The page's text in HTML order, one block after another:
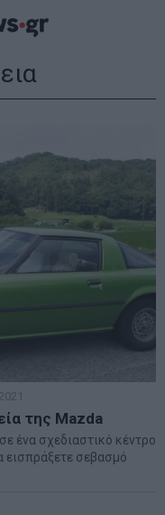
της Mazda
ένα σχεδιαστικό κέντρο
εισπράξετε σεβασμό